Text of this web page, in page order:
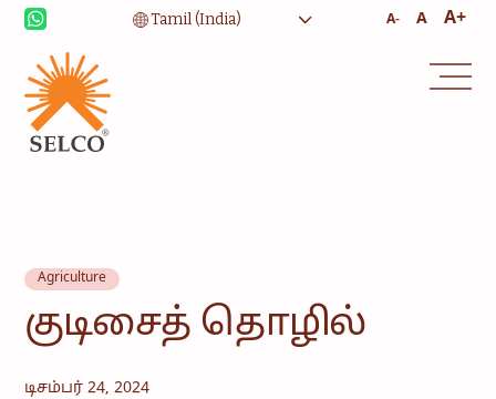
A- A A+
வாழ்வாதாரம்
கல்வி
சமூகம்
Agriculture
குடிசைத் தொழில்
டிசம்பர் 24, 2024